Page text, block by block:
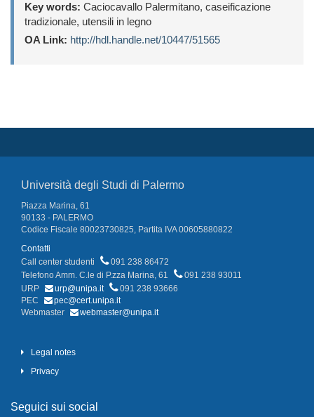
Key words: Caciocavallo Palermitano, caseificazione
tradizionale, utensili in legno
OA Link: http://hdl.handle.net/10447/51565
Università degli Studi di Palermo
Piazza Marina, 61
90133 - PALERMO
Codice Fiscale 80023730825, Partita IVA 00605880822
Contatti
Call center studenti
091 238 86472
Telefono Amm. C.le di P.zza Marina, 61
091 238 93011
URP
urp@unipa.it
091 238 93666
PEC
pec@cert.unipa.it
Webmaster
webmaster@unipa.it
Legal notes
Privacy
Seguici sui social